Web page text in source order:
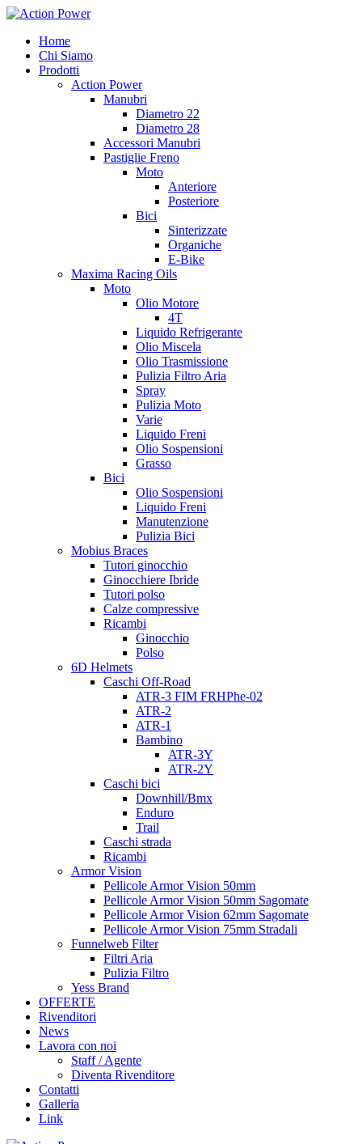
Salta
contenutoHome
Chi Siamo
Prodotti
Action Power
Manubri
Diametro 22
Diametro 28
Accessori Manubri
Pastiglie Freno
Moto
Anteriore
Posteriore
Bici
Sinterizzate
Organiche
E-Bike
Maxima Racing Oils
Moto
Olio Motore
4T
Liquido Refrigerante
Olio Miscela
Olio Trasmissione
Pulizia Filtro Aria
Spray
Pulizia Moto
Varie
Liquido Freni
Olio Sospensioni
Grasso
Bici
Olio Sospensioni
Liquido Freni
Manutenzione
Pulizia Bici
Mobius Braces
Tutori ginocchio
Ginocchiere Ibride
Tutori polso
Calze compressive
Ricambi
Ginocchio
Polso
6D Helmets
Caschi Off-Road
ATR-3 FIM FRHPhe-02
ATR-2
ATR-1
Bambino
ATR-3Y
ATR-2Y
Caschi bici
Downhill/Bmx
Enduro
Trail
Caschi strada
Ricambi
Armor Vision
Pellicole Armor Vision 50mm
Pellicole Armor Vision 50mm Sagomate
Pellicole Armor Vision 62mm Sagomate
Pellicole Armor Vision 75mm Stradali
Funnelweb Filter
Filtri Aria
Pulizia Filtro
Yess Brand
OFFERTE
Rivenditori
News
Lavora con noi
Staff / Agente
Diventa Rivenditore
Contatti
Galleria
Link